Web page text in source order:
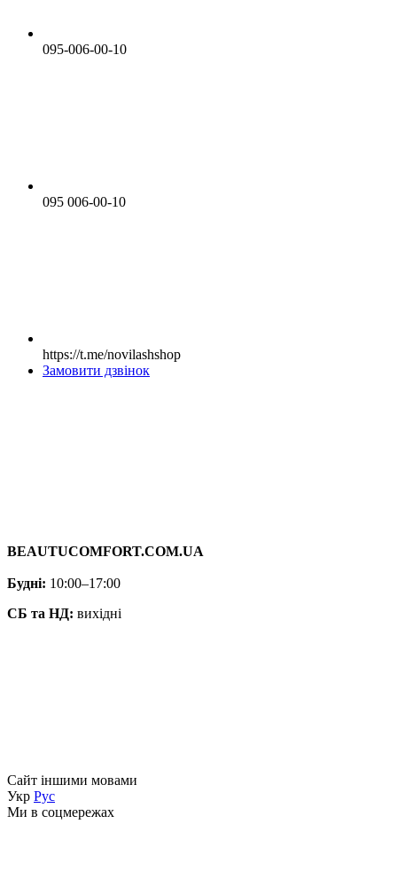
095-006-00-10
095 006-00-10
https://t.me/novilashshop
Замовити дзвінок
BEAUTUCOMFORT.COM.UA
Будні: 10:00–17:00
СБ та НД: вихідні
Сайт іншими мовами
Укр Рус
Ми в соцмережах